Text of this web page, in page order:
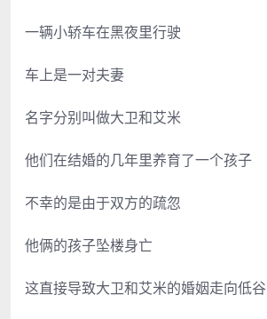
一辆小轿车在黑夜里行驶
车上是一对夫妻
名字分别叫做大卫和艾米
他们在结婚的几年里养育了一个孩子
不幸的是由于双方的疏忽
他俩的孩子坠楼身亡
这直接导致大卫和艾米的婚姻走向低谷